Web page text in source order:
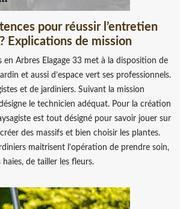
pour réussir l’entretien
Explications de mission
en Arbres Elagage 33 met à la disposition de
et aussi d’espace vert ses professionnels.
et de jardiniers. Suivant la mission
le technicien adéquat. Pour la création
est tout désigné pour savoir jouer sur
des massifs et bien choisir les plantes.
maitrisent l’opération de prendre soin,
haies, de tailler les fleurs.